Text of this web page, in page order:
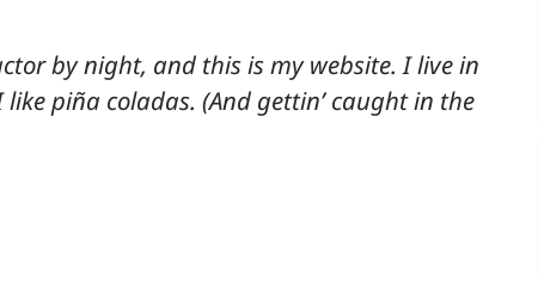
by night, and this is my website. I live in
piña coladas. (And gettin’ caught in the